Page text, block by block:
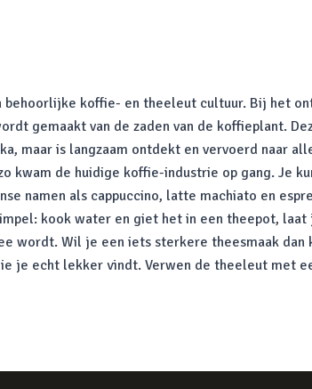
behoorlijke koffie- en theeleut cultuur. Bij het
gemaakt van de zaden van de koffieplant.
maar is langzaam ontdekt en vervoerd naar
kwam de huidige koffie-industrie op gang. Je
namen als cappuccino, latte machiato en
kook water en giet het in een theepot,
wordt. Wil je een iets sterkere theesmaak
je echt lekker vindt. Verwen de theeleut met